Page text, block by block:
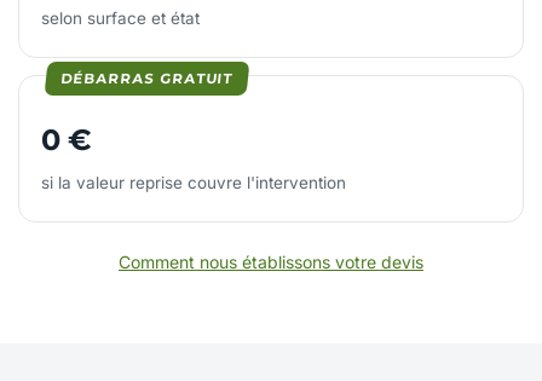
selon surface et état
DÉBARRAS GRATUIT
0 €
si la valeur reprise couvre l'intervention
Comment nous établissons votre devis